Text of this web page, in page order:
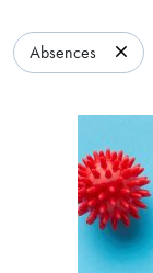
Absences